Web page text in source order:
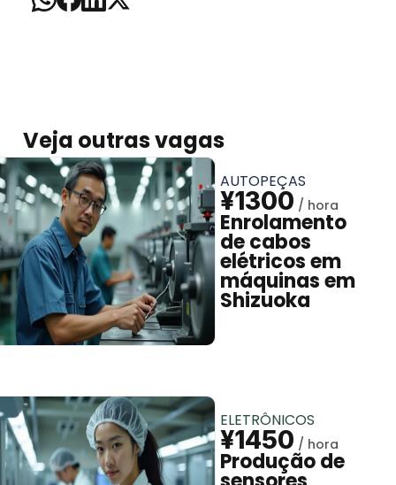
Veja outras vagas
AUTOPEÇAS
¥1300
Enrolamento
de cabos
elétricos em
máquinas em
Shizuoka
ELETRÔNICOS
¥1450
Produção de